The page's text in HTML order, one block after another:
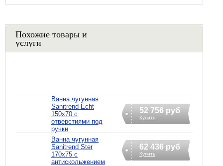
Похожие товары и
услуги
Ванна чугунная
Sanitrend Echt
150х70 с
отверстиями под
ручки
52 756 руб
Купить
Ванна чугунная
Sanitrend Ster
170х75 с
антискольжением
62 436 руб
Купить